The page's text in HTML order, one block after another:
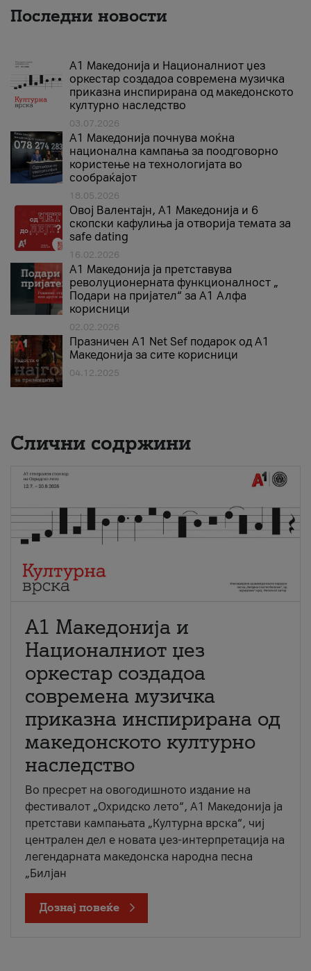
Последни новости
А1 Македонија и Националниот џез
оркестар создадоа современа музичка
приказна инспирирана од македонското
културно наследство
03.07.2026
A1 Македонија почнува моќна
национална кампања за поодговорно
користење на технологијата во
сообраќајот
18.05.2026
Овој Валентајн, A1 Македонија и 6
скопски кафулиња ја отворија темата за
safe dating
16.02.2026
А1 Македонија ја претставува
револуционерната функционалност „
Подари на пријател“ за А1 Алфа
корисници
02.02.2026
Празничен A1 Net Sеf подарок од А1
Македонија за сите корисници
04.12.2025
Слични содржини
А1 Македонија и
Националниот џез
оркестар создадоа
современа музичка
приказна инспирирана од
македонското културно
наследство
Во пресрет на овогодишното издание на
фестивалот „Охридско лето“, А1 Македонија ја
претстави кампањата „Културна врска“, чиј
централен дел е новата џез-интерпретација на
легендарната македонска народна песна
„Билјан
Дознај повеќе